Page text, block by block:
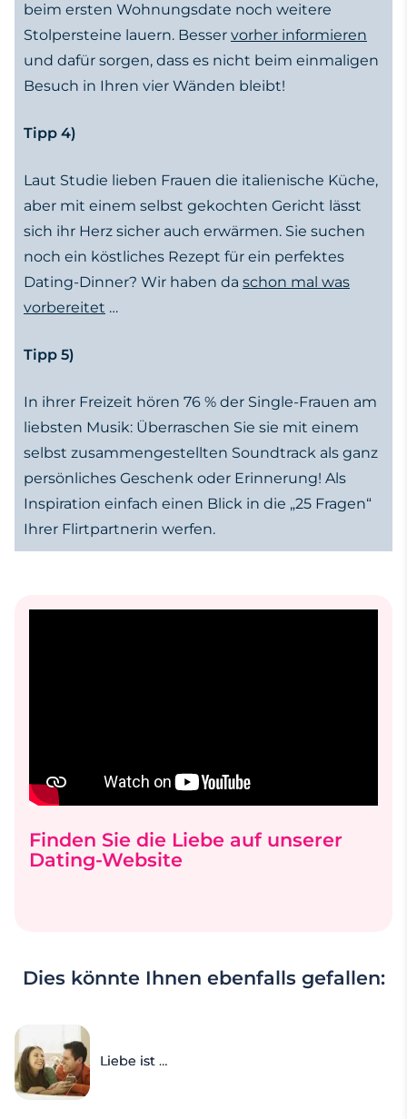
beim ersten Wohnungsdate noch weitere
Stolpersteine lauern. Besser vorher informieren
und dafür sorgen, dass es nicht beim einmaligen
Besuch in Ihren vier Wänden bleibt!
Tipp 4)
Laut Studie lieben Frauen die italienische Küche,
aber mit einem selbst gekochten Gericht lässt
sich ihr Herz sicher auch erwärmen. Sie suchen
noch ein köstliches Rezept für ein perfektes
Dating-Dinner? Wir haben da schon mal was
vorbereitet …
Tipp 5)
In ihrer Freizeit hören 76 % der Single-Frauen am
liebsten Musik: Überraschen Sie sie mit einem
selbst zusammengestellten Soundtrack als ganz
persönliches Geschenk oder Erinnerung! Als
Inspiration einfach einen Blick in die „25 Fragen“
Ihrer Flirtpartnerin werfen.
Finden Sie die Liebe auf unserer
Dating-Website
Dies könnte Ihnen ebenfalls gefallen:
Liebe ist …